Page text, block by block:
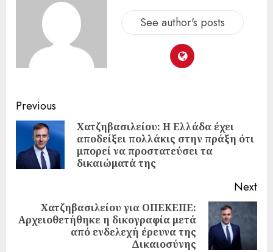
See author's posts
Previous
Χατζηβασιλείου: Η Ελλάδα έχει
αποδείξει πολλάκις στην πράξη ότι
μπορεί να προστατεύσει τα
δικαιώματά της
Next
Χατζηβασιλείου για ΟΠΕΚΕΠΕ:
Αρχειοθετήθηκε η δικογραφία μετά
από ενδελεχή έρευνα της
Δικαιοσύνης